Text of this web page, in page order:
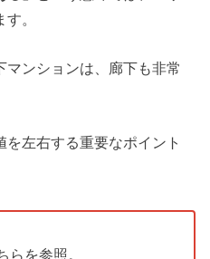
。
マンションは、廊下も非常
を左右する重要なポイント
らを参照。